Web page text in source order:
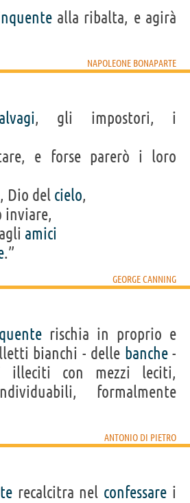
alla ribalta, e agirà
NAPOLEONE BONAPARTE
, gli impostori, i
e forse parerò i loro
, Dio del cielo,
inviare,
amici
.”
GEORGE CANNING
rischia in proprio e
bianchi - delle banche-
illeciti con mezzi leciti,
formalmente
ANTONIO DI PIETRO
recalcitra nel confessare i